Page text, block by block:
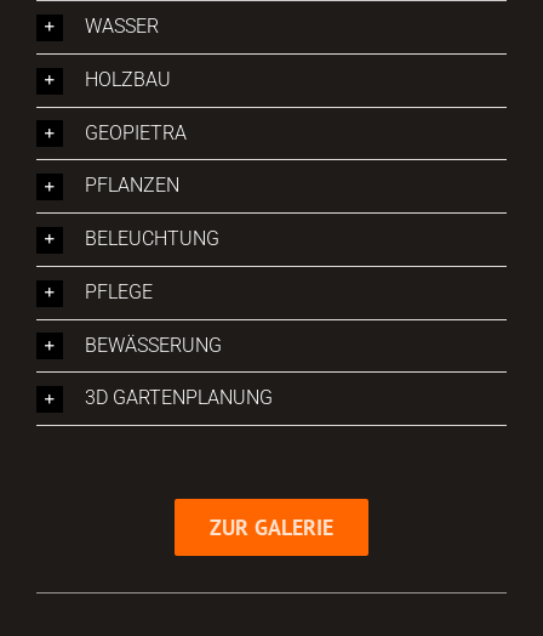
WASSER
HOLZBAU
GEOPIETRA
PFLANZEN
BELEUCHTUNG
PFLEGE
BEWÄSSERUNG
3D GARTENPLANUNG
ZUR GALERIE